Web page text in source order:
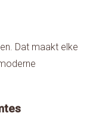
Dat maakt elke